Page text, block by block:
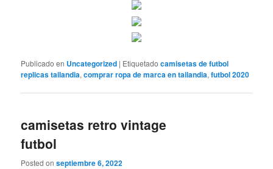
Publicado en Uncategorized | Etiquetado camisetas de futbol
replicas tailandia,comprar ropa de marca en tailandia,futbol 2020
camisetas retro vintage
futbol
Posted onseptiembre 6, 2022